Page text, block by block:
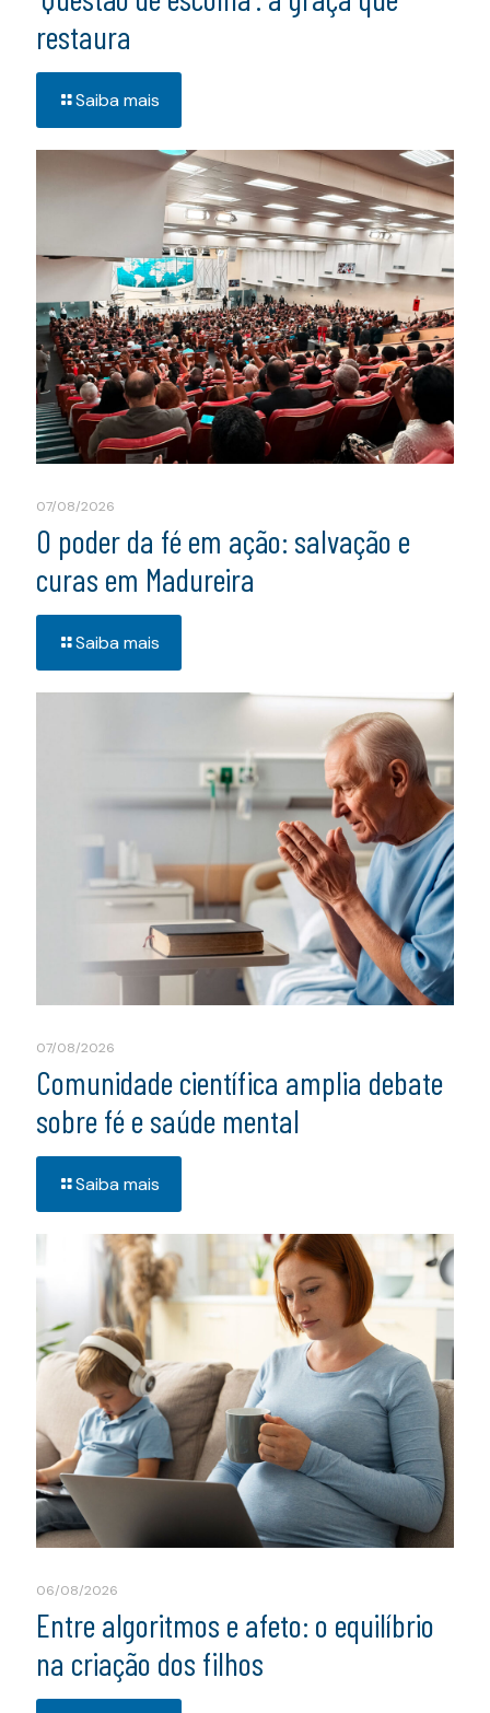
restaura
Saiba mais
07/08/2026
O poder da fé em ação: salvação e
curas em Madureira
Saiba mais
07/08/2026
Comunidade científica amplia debate
sobre fé e saúde mental
Saiba mais
06/08/2026
Entre algoritmos e afeto: o equilíbrio
na criação dos filhos